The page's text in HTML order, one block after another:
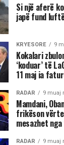
Si një aferë
japë fund
KRYESORE 9
Kokalari
‘koduar’ të
11 maj ia
RADAR 9 muaj
Mamdani,
frikëson
mesazhet
RADAR 9 muaj